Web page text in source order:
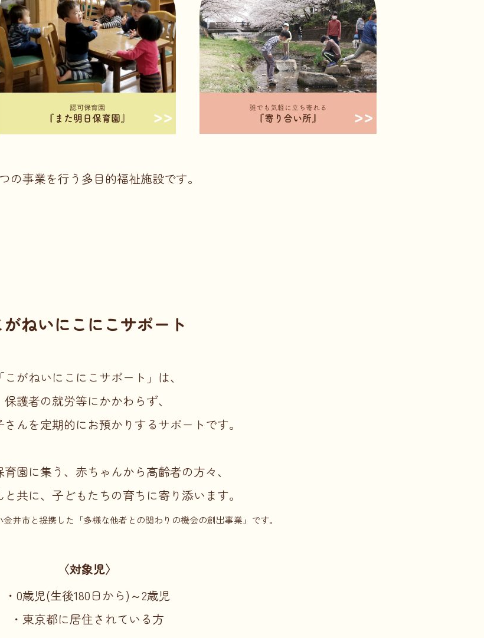
寄り合い所
また明日の仲間
アクセス
042-386-8280
メールでの
の事業を行う多目的福祉施設です。
がねいにこにこサポート
「こがねいにこにこサポート」は、
保護者の就労等にかかわらず、
んを定期的にお預かりするサポートです。
育園に集う、赤ちゃんから高齢者の方々、
共に、子どもたちの育ちに寄り添います。
井市と提携した「多様な他者との関わりの機会の創出事業」です。
〈対象児〉
・0歳児(生後180日から)～2歳児
・東京都に居住されている方